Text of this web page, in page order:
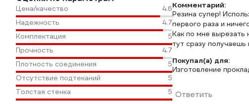
Цена/качество
4.6
Надежность
4.7
Комплектация
5
Прочность
4.7
Плотность соединения
5
Отсутствие подтеканий
5
Толстая стенка
5
Комментарий:
Резина супер!
первого раза и
Как по мне вырезать
тут сразу
Покупал(а) для:
Изготовление
Ответить